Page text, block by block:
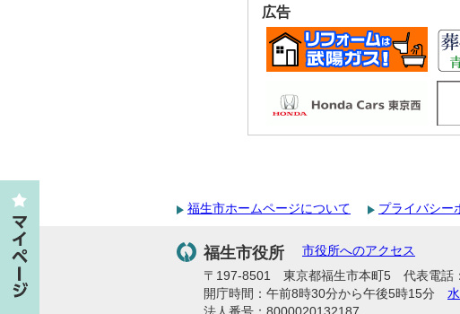
広告
福生市ホームページについて プライバシー
福生市役所
市役所へのアクセス
〒197-8501 東京都福生市本町5 代表電話
開庁時間：午前8時30分から午後5時15分